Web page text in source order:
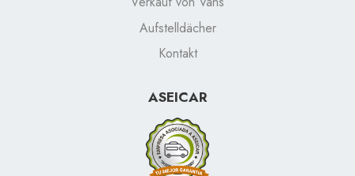
Aufstelldächer
Kontakt
ASEICAR